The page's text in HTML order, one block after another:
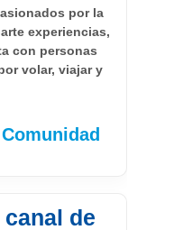
por la
experiencias,
con personas
volar, viajar y
de